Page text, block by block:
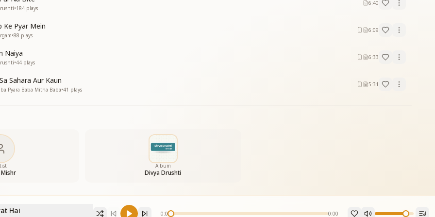
मिल गई
आधार
आधार
गई
मिल गई
मिल गई
गई
मिल गई
गई
•184 plays
6:40
Ke Pyar Mein
•88 plays
6:09
Naiya
•44 plays
6:33
Sahara Aur Kaun
Pyara Baba Mitha Baba•41 plays
5:31
Album
Divya Drushti
Hai 0:00 0:00